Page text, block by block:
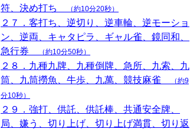
符、決め打ち
（約10分20秒）
２７．客打ち、逆切り、逆車輪、逆モーショ
ン、逆両、キャタピラ、ギャル雀、鏡同和、
急行券
（約10分50秒）
２８．九種九牌、九種倒牌、急所、九索、九
筒、九筒撈魚、牛歩、九萬、競技麻雀
（約9
分10秒）
２９．強打、供託、供託棒、共通安全牌、
局、嫌う、切り上げ、切り上げ満貫、切り返